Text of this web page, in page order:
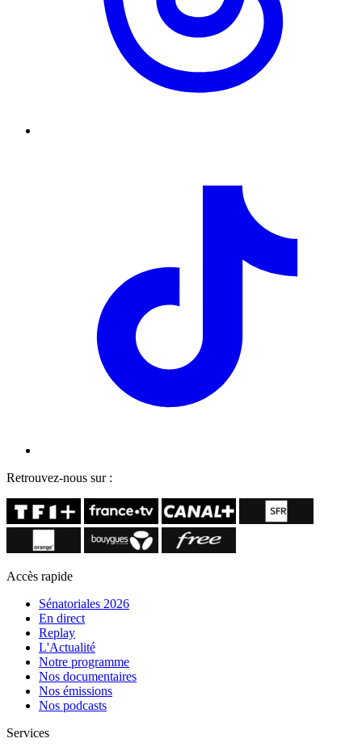
Retrouvez-nous sur :
Accès rapide
Sénatoriales 2026
En direct
Replay
L'Actualité
Notre programme
Nos documentaires
Nos émissions
Nos podcasts
Services